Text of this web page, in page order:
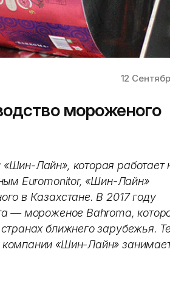
12
мороженого
Лайн», которая работает
Euromonitor, «Шин-Лайн»
в Казахстане. В 2017 году
— мороженое Bahroma,
ближнего зарубежья.
«Шин-Лайн»